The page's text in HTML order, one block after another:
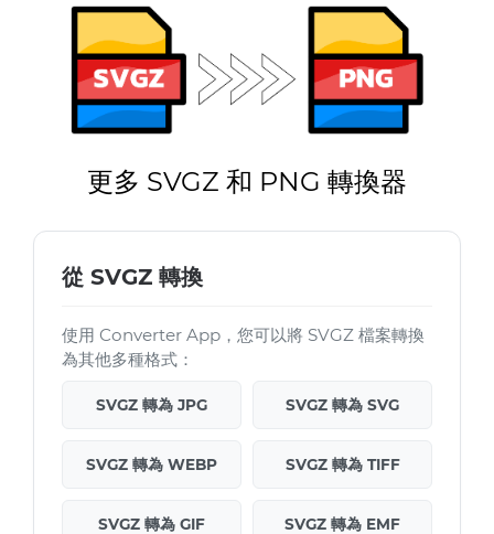
更多 SVGZ 和 PNG 轉換器
從 SVGZ 轉換
使用 Converter App，您可以將 SVGZ 檔案轉換
為其他多種格式：
SVGZ 轉為 JPG SVGZ 轉為 SVG
SVGZ 轉為 WEBP SVGZ 轉為 TIFF
SVGZ 轉為 GIF SVGZ 轉為 EMF